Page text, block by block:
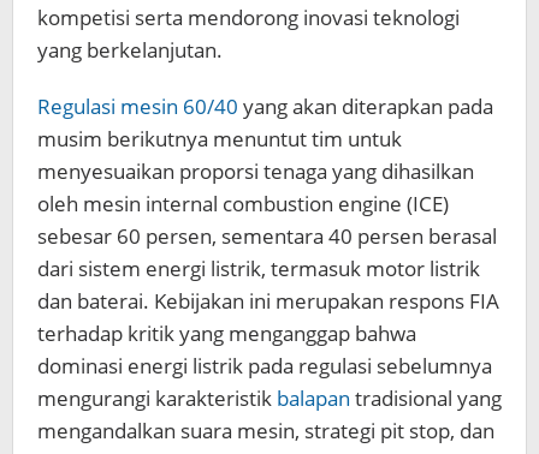
kompetisi serta mendorong inovasi teknologi
yang berkelanjutan.
Regulasi mesin 60/40 yang akan diterapkan pada
musim berikutnya menuntut tim untuk
menyesuaikan proporsi tenaga yang dihasilkan
oleh mesin internal combustion engine (ICE)
sebesar 60 persen, sementara 40 persen berasal
dari sistem energi listrik, termasuk motor listrik
dan baterai. Kebijakan ini merupakan respons FIA
terhadap kritik yang menganggap bahwa
dominasi energi listrik pada regulasi sebelumnya
mengurangi karakteristik balapan tradisional yang
mengandalkan suara mesin, strategi pit stop, dan